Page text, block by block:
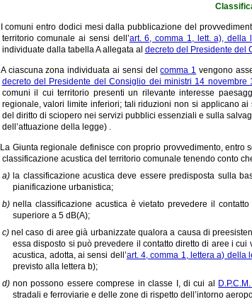
I comuni entro dodici mesi dalla pubblicazione del
territorio comunale ai sensi dell’art. 6, comma 1, lett. a), della
individuate dalla tabella A allegata al decreto del Presidente del
A ciascuna zona individuata ai sensi delcomma 1 vengono
decreto del Presidente del Consiglio dei ministri 14 novembre
comuni il cui territorio presenti un rilevante interesse
regionale, valori limite inferiori; tali riduzioni non si applicano
del diritto di sciopero nei servizi pubblici essenziali e sulla
dell’attuazione della legge) .
La Giunta regionale definisce con proprio provvedimento,
classificazione acustica del territorio comunale tenendo conto
a) la classificazione acustica deve essere predisposta sulla
pianificazione urbanistica;
b)nella classificazione acustica è vietato prevedere il
superiore a 5 dB(A);
c) nel caso di aree già urbanizzate qualora a causa di
essa disposto si può prevedere il contatto diretto di aree i
acustica, adotta, ai sensi dell’art. 4, comma 1, lettera a) della
previsto alla lettera b);
d)non possono essere comprese in classe I, di cui al
stradali e ferroviarie e delle zone di rispetto dell’intorno